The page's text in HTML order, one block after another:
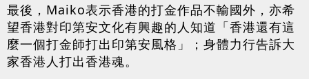
最後，Maiko表示香港的打金作品不輸國外，亦希
望香港對印第安文化有興趣的人知道「香港還有這
麼一個打金師打出印第安風格」；身體力行告訴大
家香港人打出香港魂。